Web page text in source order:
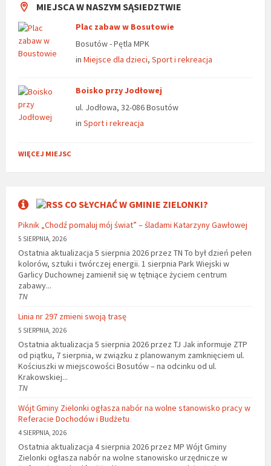
MIEJSCA W NASZYM SĄSIEDZTWIE
Plac zabaw w Bosutowie
Bosutów - Pętla MPK
in Miejsce dla dzieci, Sport i rekreacja
Boisko przy Jodłowej
ul. Jodłowa, 32-086 Bosutów
in Sport i rekreacja
WIĘCEJ MIEJSC
CO SŁYCHAĆ W GMINIE ZIELONKI?
Piknik „Chodź pomaluj mój świat” – śladami Katarzyny Gawłowej
5 SIERPNIA, 2026
Ostatnia aktualizacja 5 sierpnia 2026 przez TN To był dzień pełen
kolorów, sztuki i twórczej energii. 1 sierpnia Park Wiejski w
Garlicy Duchownej zamienił się w tętniące życiem centrum
zabawy...
TN
Linia nr 297 zmieni swoją trasę
5 SIERPNIA, 2026
Ostatnia aktualizacja 5 sierpnia 2026 przez TJ Jak informuje ZTP
od piątku, 7 sierpnia, w związku z planowanym zamknięciem ul.
Kościuszki w miejscowości Bosutów – na odcinku od ul.
Krakowskiej...
TN
Wójt Gminy Zielonki ogłasza nabór na wolne stanowisko pracy w
Referacie Dochodów i Budżetu
4 SIERPNIA, 2026
Ostatnia aktualizacja 4 sierpnia 2026 przez MP Wójt Gminy
Zielonki ogłasza nabór na wolne stanowisko urzędnicze w